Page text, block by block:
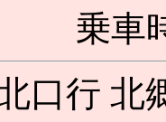
乗車
口行 北